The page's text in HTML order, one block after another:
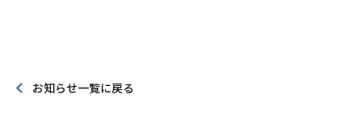
お知らせ一覧に戻る